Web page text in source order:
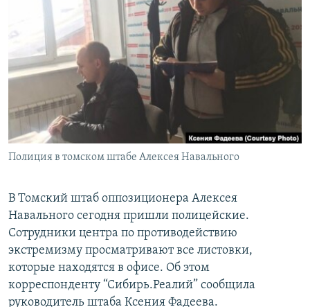
СЕВЕР.РЕАЛИИ
СИБИРЬ.РЕАЛИИ
РАСПИСАНИЕ ВЕЩАНИЯ
ПОДПИШИТЕСЬ НА РАССЫЛКУ
СОЦИАЛЬНЫЕ СЕТИ
Все сайты РСЕ/РС
Полиция в томском штабе Алексея Навального
В Томский штаб оппозиционера Алексея
Навального сегодня пришли полицейские.
Сотрудники центра по противодействию
экстремизму просматривают все листовки,
которые находятся в офисе. Об этом
корреспонденту “Сибирь.Реалий” сообщила
руководитель штаба Ксения Фадеева.